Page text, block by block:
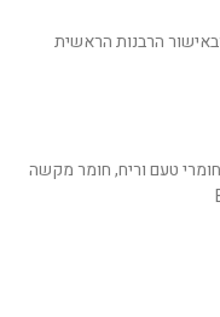
הרבנות הראשית
טעם וריח, חומר מקשה